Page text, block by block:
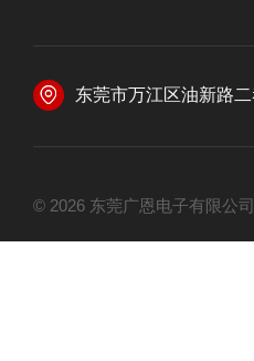
东莞市万江区油新路
© 2026 东莞广恩电子有限公